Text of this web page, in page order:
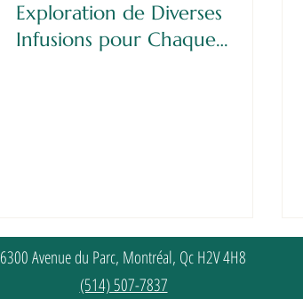
Exploration de Diverses
Infusions pour Chaque
6300 Avenue du Parc, Montréal, Qc H2V 4H8
(514) 507-7837